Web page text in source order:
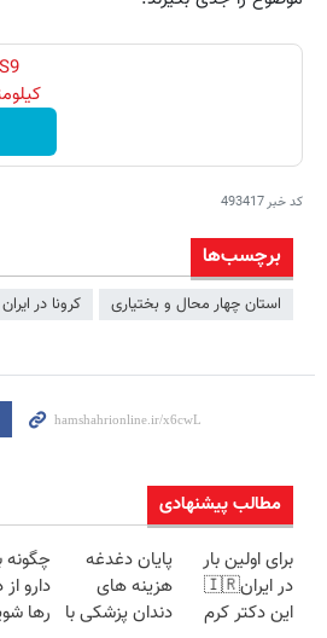
کد خبر493417
برچسب‌ها
استان چهار محال و بختیاری كرونا در ايران
مطالب پیشنهادی
برای اولین بار
در ایران🇮🇷
این دکتر کرم
پایان دغدغه
هزینه های
دندان پزشکی با
چگونه
دارو
رها